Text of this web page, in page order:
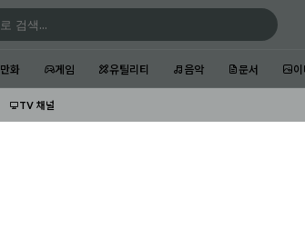
만화 게임 유틸리티 음악 문서
TV 채널